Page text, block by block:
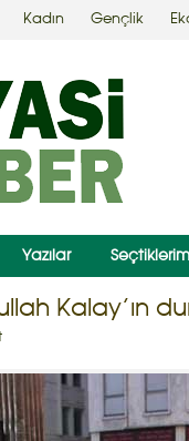
Kadın Gençlik
Yazılar
Kalay’ın